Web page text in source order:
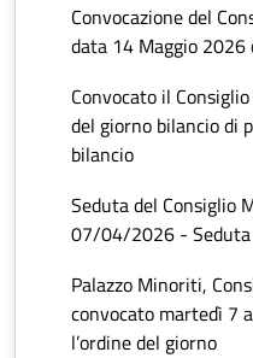
Convocazione del
data 14 Maggio 2026
Convocato il
del giorno bilancio di
bilancio
Seduta del Consiglio
07/04/2026 - Seduta
Palazzo Minoriti,
convocato martedì 7
l’ordine del giorno